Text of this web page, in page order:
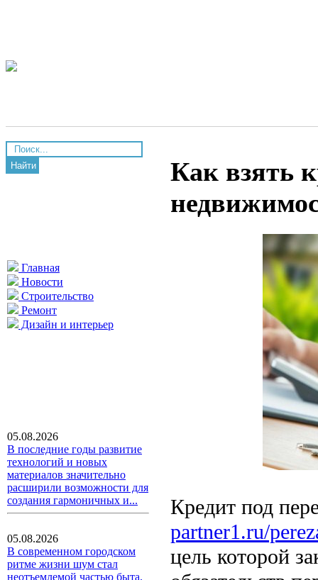
Найти
Главная
Новости
Строительство
Ремонт
Дизайн и интерьер
05.08.2026
В последние годы развитие
технологий и новых
материалов значительно
расширили возможности для
создания гармоничных и...
05.08.2026
В современном городском
ритме жизни шум стал
неотъемлемой частью быта.
Как взять
Кредит под
partner1.ru/
цель которой